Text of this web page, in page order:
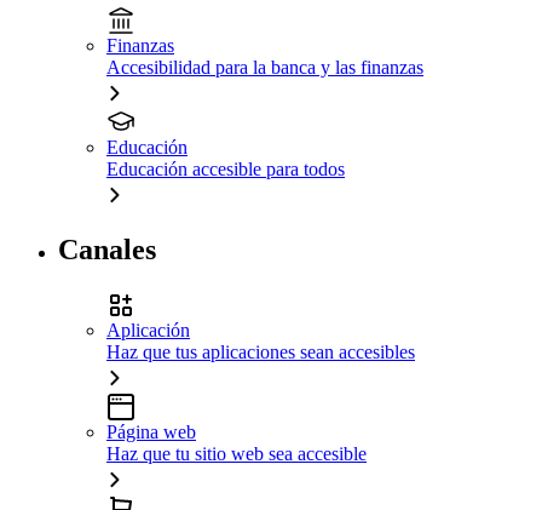
Finanzas
Accesibilidad para la banca y las finanzas
Educación
Educación accesible para todos
Canales
Aplicación
Haz que tus aplicaciones sean accesibles
Página web
Haz que tu sitio web sea accesible